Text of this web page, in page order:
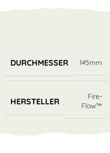
DURCHMESSER 145mm
HERSTELLER
Fire-
Flow™